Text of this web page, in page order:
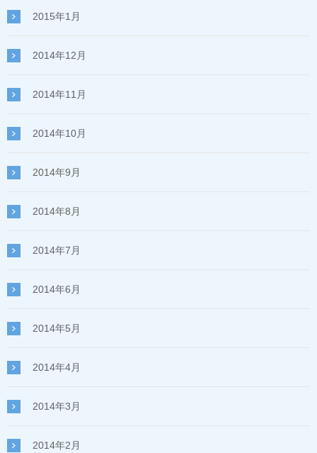
2015年1月
2014年12月
2014年11月
2014年10月
2014年9月
2014年8月
2014年7月
2014年6月
2014年5月
2014年4月
2014年3月
2014年2月